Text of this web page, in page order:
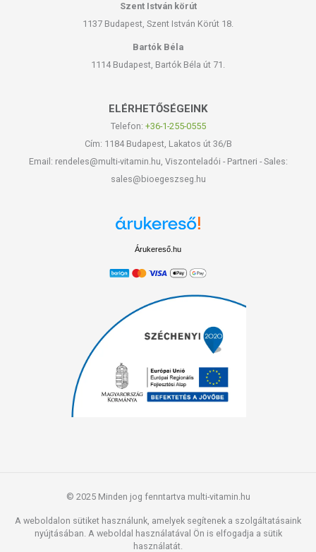
Szent István körút
1137 Budapest, Szent István Körút 18.
Bartók Béla
1114 Budapest, Bartók Béla út 71.
ELÉRHETŐSÉGEINK
Telefon: +36-1-255-0555
Cím: 1184 Budapest, Lakatos út 36/B
Email: rendeles@multi-vitamin.hu, Viszonteladói - Partneri - Sales:
sales@bioegeszseg.hu
Árukereső.hu
© 2025 Minden jog fenntartva multi-vitamin.hu
A weboldalon sütiket használunk, amelyek segítenek a szolgáltatásaink
nyújtásában. A weboldal használatával Ön is elfogadja a sütik
használatát.